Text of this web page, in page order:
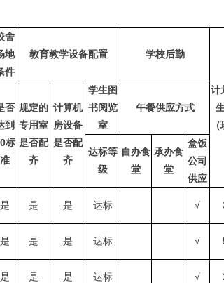
舍
地
件
教育教学设备配置 学校后勤
计
（
否
到
标
准
规定的
专用室
是否配
齐
计算机
房设备
是否配
齐
学生图
书阅览
室
午餐供应方式
达标等
级
自办食
堂
承办食
堂
盒饭
公司
供应
是 是 是 达标 √
是 是 是 达标 √
是 是 是 达标 √